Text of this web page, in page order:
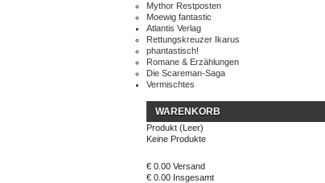
Mythor Restposten
Moewig fantastic
Atlantis Verlag
Rettungskreuzer Ikarus
phantastisch!
Romane & Erzählungen
Die Scareman-Saga
Vermischtes
WARENKORB
Produkt (Leer)
Keine Produkte
€ 0.00 Versand
€ 0.00 Insgesamt